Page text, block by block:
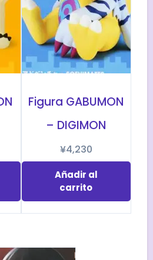
Figura GABUMON
– DIGIMON
¥4,230
Añadir al
carrito